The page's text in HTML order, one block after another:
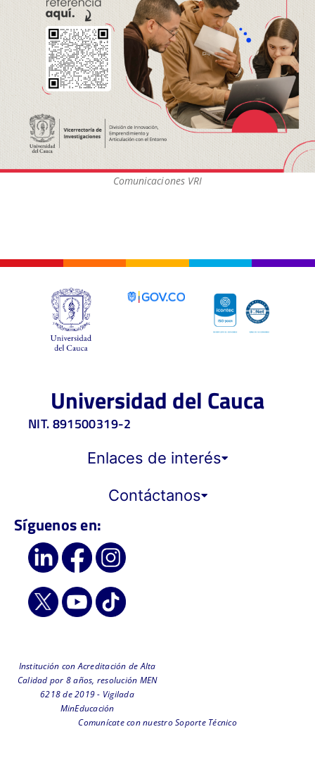
Comunicaciones VRI
Universidad del Cauca
NIT. 891500319-2
Enlaces de interés
Contáctanos
Síguenos en:
Institución con Acreditación de Alta
Calidad por 8 años, resolución MEN
6218 de 2019 - Vigilada
MinEducación
Comunícate con nuestro Soporte Técnico